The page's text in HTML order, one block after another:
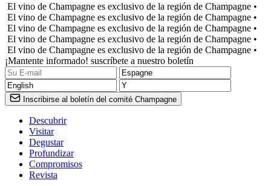
El vino de Champagne es exclusivo de la región de Champagne •
El vino de Champagne es exclusivo de la región de Champagne •
El vino de Champagne es exclusivo de la región de Champagne •
El vino de Champagne es exclusivo de la región de Champagne •
El vino de Champagne es exclusivo de la región de Champagne •
¡Mantente informado! suscríbete a nuestro boletín
Inscribirse al boletín del comité Champagne
Descubrir
Visitar
Degustar
Profundizar
Compromisos
Revista